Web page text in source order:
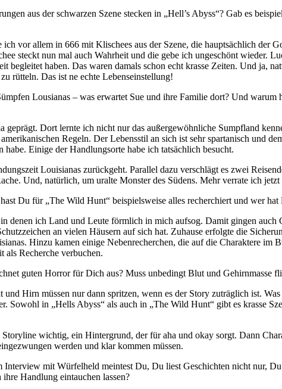
aus der schwarzen Szene stecken in „Hell’s Abyss“? Gab es
vor allem in 666 mit Klischees aus der Szene, die hauptsächlich der
steckt nun mal auch Wahrheit und die gebe ich ungeschönt wieder.
begleitet haben. Das waren damals schon echt krasse Zeiten. Und ja,
rütteln. Das ist ne echte Lebenseinstellung!
Lousianas – was erwartet Sue und ihre Familie dort? Und warum
Dort lernte ich nicht nur das außergewöhnliche Sumpfland
Regeln. Der Lebensstil an sich ist sehr spartanisch und
Einige der Handlungsorte habe ich tatsächlich besucht.
Louisianas zurückgeht. Parallel dazu verschlägt es zwei
Und, natürlich, um uralte Monster des Südens. Mehr verrate ich
Du für „The Wild Hunt“ beispielsweise alles recherchiert und wer
denen ich Land und Leute förmlich in mich aufsog. Damit gingen auch
an vielen Häusern auf sich hat. Zuhause erfolgte die
Hinzu kamen einige Nebenrecherchen, die auf die Charaktere im
als Recherche verbuchen.
guten Horror für Dich aus? Muss unbedingt Blut und Gehirnmasse
und Hirn müssen nur dann spritzen, wenn es der Story zuträglich ist.
Sowohl in „Hells Abyss“ als auch in „The Wild Hunt“ gibt es krasse
wichtig, ein Hintergrund, der für aha und okay sorgt. Dann
werden und klar kommen müssen.
Interview mit Würfelheld meintest Du, Du liest Geschichten nicht nur,
Handlung eintauchen lassen?